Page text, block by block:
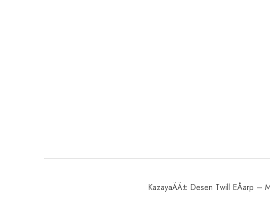
KazayaÄÄ± Desen Twill EÅarp –